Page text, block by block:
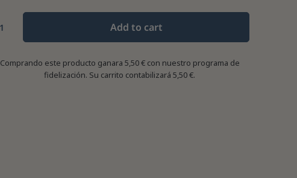
Add to cart
Comprando este producto ganara 5,50 €con nuestro programa de
fidelización. Su carrito contabilizará5,50 €.